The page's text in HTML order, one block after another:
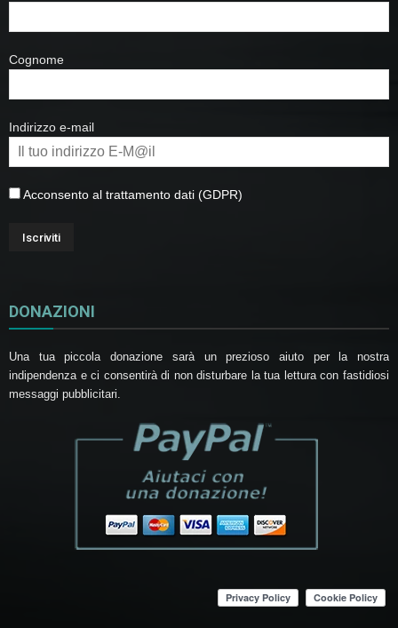
Cognome
Indirizzo e-mail
Acconsento al trattamento dati (GDPR)
DONAZIONI
Una tua piccola donazione sarà un prezioso aiuto per la nostra
indipendenza e ci consentirà di non disturbare la tua lettura con fastidiosi
messaggi pubblicitari.